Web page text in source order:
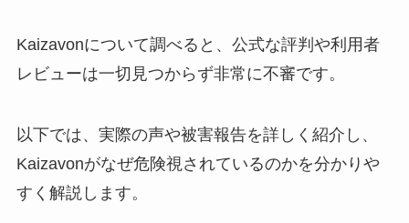
Kaizavonについて調べると、公式な評判や利用者
レビューは一切見つからず非常に不審です。
以下では、実際の声や被害報告を詳しく紹介し、
Kaizavonがなぜ危険視されているのかを分かりや
すく解説します。